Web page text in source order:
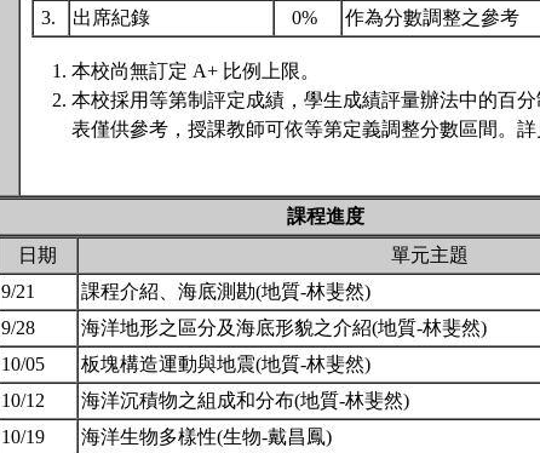
3.
出席紀錄 0% 作為分數調整之參考
本校尚無訂定 A+ 比例上限。
本校採用等第制評定成績，學生成績評量辦法中的百
表僅供參考，授課教師可依等第定義調整分數區間。
課程進度
日期
單元主題
9/21
課程介紹、海底測勘(地質-林斐然)
9/28
海洋地形之區分及海底形貌之介紹(地質-林斐然)
10/05
板塊構造運動與地震(地質-林斐然)
10/12
海洋沉積物之組成和分布(地質-林斐然)
10/19 海洋生物多樣性(生物-戴昌鳳)